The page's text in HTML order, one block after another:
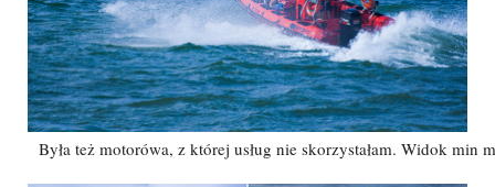
Była też motorówa, z której usług nie skorzystałam. Widok min